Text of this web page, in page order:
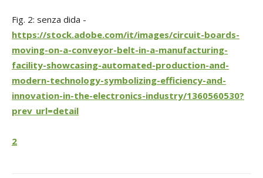
Fig. 2: senza dida -
https://stock.adobe.com/it/images/circuit-boards-
moving-on-a-conveyor-belt-in-a-manufacturing-
facility-showcasing-automated-production-and-
modern-technology-symbolizing-efficiency-and-
innovation-in-the-electronics-industry/1360560530?
prev_url=detail
2